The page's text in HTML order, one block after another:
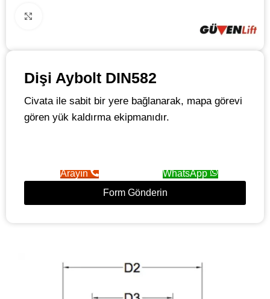
Dişi Aybolt DIN582
Civata ile sabit bir yere bağlanarak, mapa görevi
gören yük kaldırma ekipmanıdır.
Arayın
WhatsApp
Form Gönderin